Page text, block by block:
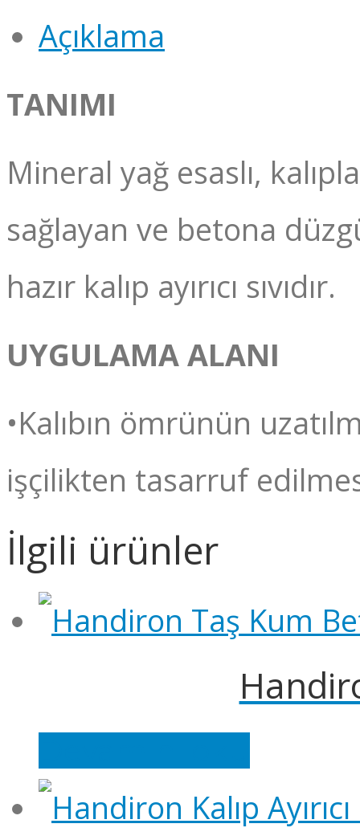
Açıklama
TANIMI
Mineral yağ esaslı,
sağlayan ve betona
hazır kalıp ayırıcı sıvıdır.
UYGULAMA ALANI
•Kalıbın ömrünün
işçilikten tasarruf
İlgili ürünler